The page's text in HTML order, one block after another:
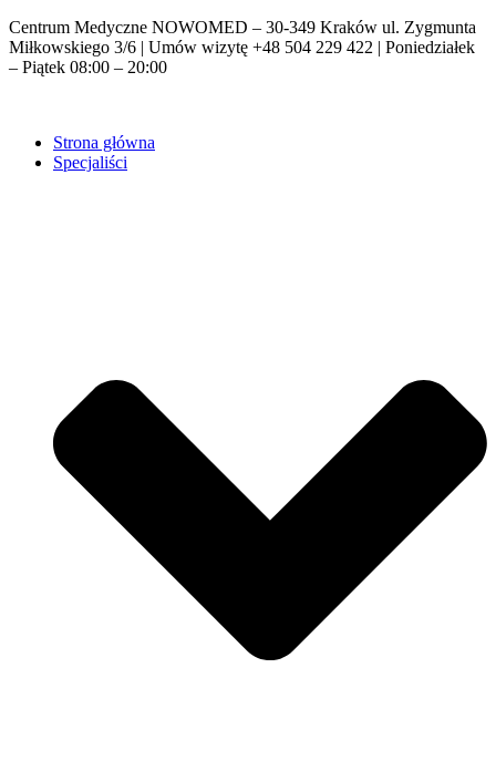
Centrum Medyczne NOWOMED – 30-349 Kraków ul. Zygmunta
Miłkowskiego 3/6 | Umów wizytę +48 504 229 422 | Poniedziałek
– Piątek 08:00 – 20:00
Strona główna
Specjaliści